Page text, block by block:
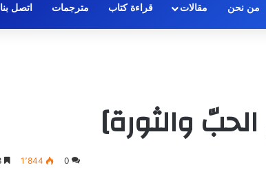
من نحن مقالات قراءة كتاب مترجمات اتصل بنا
والثورة]
0 1٬844